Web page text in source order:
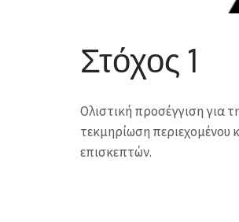
Στόχος 1
Ολιστική προσέγγιση για
τεκμηρίωση περιεχομένου
επισκεπτών.